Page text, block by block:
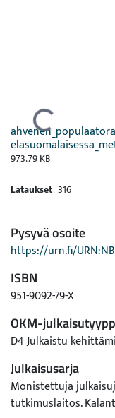
Ladataan...
973.79 KB
Lataukset 316
Pysyvä osoite
https://urn.fi/
ISBN
951-9092-79-X
OKM-
D4 Julkaistu
Julkaisusarja
Monistettuja
tutkimuslaitos.